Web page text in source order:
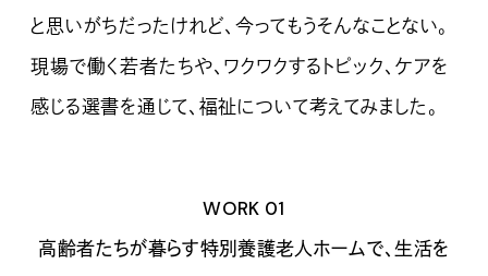
と思いがちだったけれど、今ってもうそんなことない。
現場で働く若者たちや、ワクワクするトピック、ケアを
感じる選書を通じて、福祉について考えてみました。
WORK 01
高齢者たちが暮らす特別養護老人ホームで、生活を